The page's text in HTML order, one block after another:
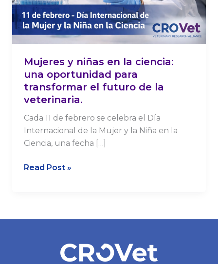
Mujeres y niñas en la ciencia:
una oportunidad para
transformar el futuro de la
veterinaria.
Cada 11 de febrero se celebra el Día
Internacional de la Mujer y la Niña en la
Ciencia, una fecha […]
oportunidad
para
transformar
el
futuro
de
la
veterinaria.
Read Post »